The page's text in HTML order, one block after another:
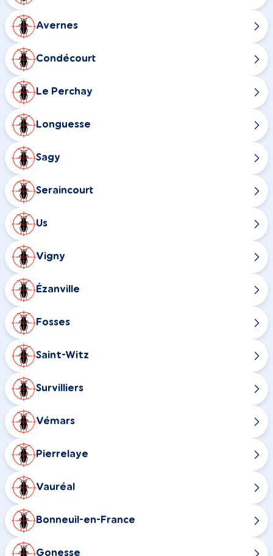
Avernes
Condécourt
Le Perchay
Longuesse
Sagy
Seraincourt
Us
Vigny
Ézanville
Fosses
Saint-Witz
Survilliers
Vémars
Pierrelaye
Vauréal
Bonneuil-en-France
Gonesse